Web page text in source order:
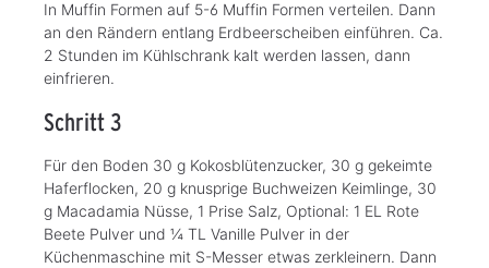
In Muffin Formen auf 5-6 Muffin Formen verteilen. Dann
an den Rändern entlang Erdbeerscheiben einführen. Ca.
2 Stunden im Kühlschrank kalt werden lassen, dann
einfrieren.
Schritt 3
Für den Boden 30 g Kokosblütenzucker, 30 g gekeimte
Haferflocken, 20 g knusprige Buchweizen Keimlinge, 30
g Macadamia Nüsse, 1 Prise Salz, Optional: 1 EL Rote
Beete Pulver und ¼ TL Vanille Pulver in der
Küchenmaschine mit S-Messer etwas zerkleinern. Dann